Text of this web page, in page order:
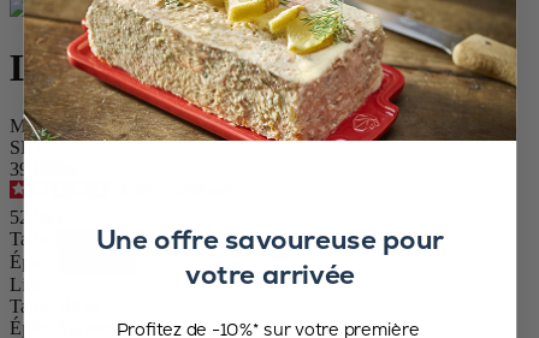
Line
Moulin à sel manuel en bois et aluminium, carbone, 18 cm - 7in
SKU
3995000
52,90 €
Taille
Épice
Line
Taille
Épice
Une offre savoureuse pour
votre arrivée
Profitez de -10%* sur votre première